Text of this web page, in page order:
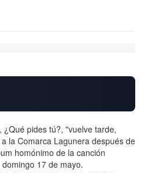
pides tú?, "vuelve tarde,
la Comarca Lagunera después de
homónimo de la canción
17 de mayo.